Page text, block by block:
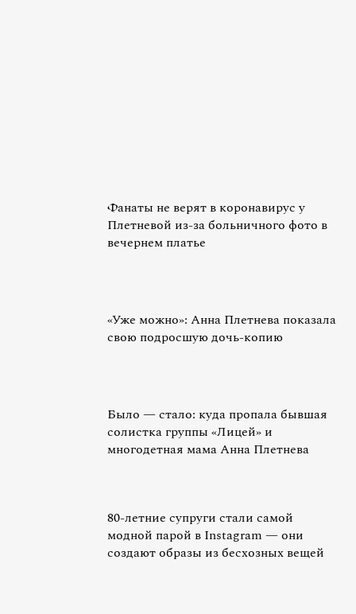
Фанаты не верят в коронавирус у
Плетневой из-за больничного фото в
вечернем платье
«Уже можно»: Анна Плетнева показала
свою подросшую дочь-копию
Было — стало: куда пропала бывшая
солистка группы «Лицей» и
многодетная мама Анна Плетнева
80-летние супруги стали самой
модной парой в Instagram — они
создают образы из бесхозных вещей